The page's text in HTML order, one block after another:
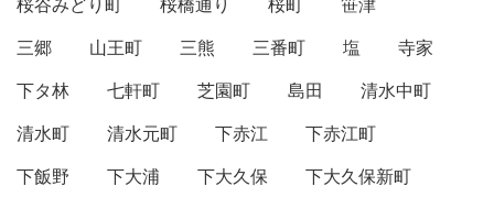
三郷
山王町 三熊 三番町 塩
寺家
下タ林
七軒町 芝園町 島田
清水中町
清水町
清水元町 下赤江
下赤江町
下飯野
下大浦 下大久保
下大久保新町